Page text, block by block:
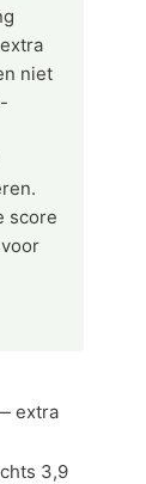
niet
score
extra
3,9